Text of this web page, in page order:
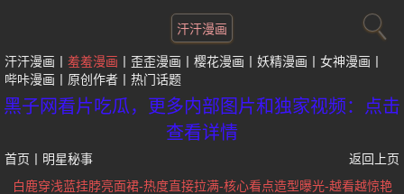
汗汗漫画
汗汗漫画 羞羞漫画 歪歪漫画 樱花漫画 妖精漫画
女神漫画
哔咔漫画
原创作者 热门话题
黑子网看片吃瓜，更多内部图片和独家视频：点击
查看详情
首页 明星秘事
返回上页
白鹿穿浅蓝挂脖亮面裙-热度直接拉满-核心看点造型曝光-越看越惊艳